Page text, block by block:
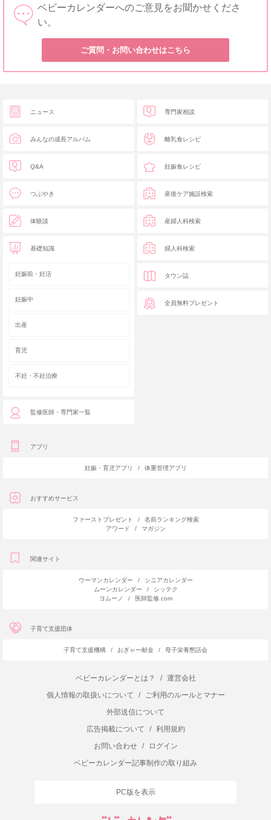
ベビーカレンダーへのご意見をお聞かせくださ
い。
ご質問・お問い合わせはこちら
ニュース
みんなの成長アルバム
Q&A
つぶやき
体験談
基礎知識
妊娠前・妊活
妊娠中
出産
育児
不妊・不妊治療
監修医師・専門家一覧
専門家相談
離乳食レシピ
妊娠食レシピ
産後ケア施設検索
産婦人科検索
婦人科検索
タウン誌
全員無料プレゼント
アプリ
妊娠・育児アプリ / 体重管理アプリ
おすすめサービス
ファーストプレゼント /
名前ランキング検索
アワード
/ マガジン
関連サイト
ウーマンカレンダー /
シニアカレンダー
ムーンカレンダー
/
シッテク
ヨムーノ
/ 医師監修.com
子育て支援団体
子育て支援機構 / おぎゃー献金 / 母子栄養懇話会
ベビーカレンダーとは？ /
運営会社
個人情報の取扱いについて
/
ご利用のルールとマナー
外部送信について
広告掲載について
/
利用規約
お問い合わせ
/
ログイン
ベビーカレンダー記事制作の取り組み
PC版を表示